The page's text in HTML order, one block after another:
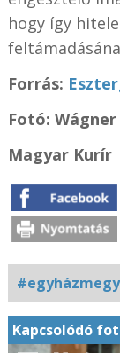
hogy így
Forrás:
Fotó: Wágner
Magyar Kurír
Kapcsolódó